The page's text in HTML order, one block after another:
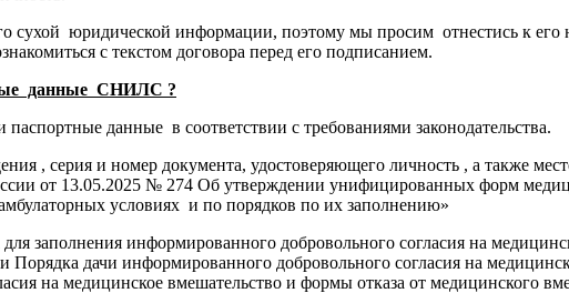
сухой юридической информации, поэтому мы просим отнестись к
с текстом договора перед его подписанием.
данные СНИЛС ?
данные в соответствии с требованиями законодательства.
, серия и номер документа, удостоверяющего личность , а также
от 13.05.2025 № 274 Об утверждении унифицированных форм
условиях и по порядков по их заполнению»
заполнения информированного добровольного согласия на
дачи информированного добровольного согласия на
на медицинское вмешательство и формы отказа от медицинского